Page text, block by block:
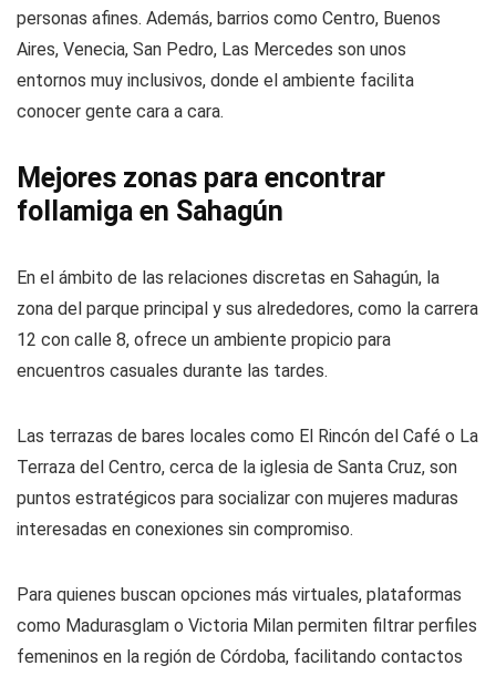
personas afines. Además, barrios como Centro, Buenos
Aires, Venecia, San Pedro, Las Mercedes son unos
entornos muy inclusivos, donde el ambiente facilita
conocer gente cara a cara.
Mejores zonas para encontrar
follamiga en Sahagún
En el ámbito de las relaciones discretas en Sahagún, la
zona del parque principal y sus alrededores, como la carrera
12 con calle 8, ofrece un ambiente propicio para
encuentros casuales durante las tardes.
Las terrazas de bares locales como El Rincón del Café o La
Terraza del Centro, cerca de la iglesia de Santa Cruz, son
puntos estratégicos para socializar con mujeres maduras
interesadas en conexiones sin compromiso.
Para quienes buscan opciones más virtuales, plataformas
como Madurasglam o Victoria Milan permiten filtrar perfiles
femeninos en la región de Córdoba, facilitando contactos